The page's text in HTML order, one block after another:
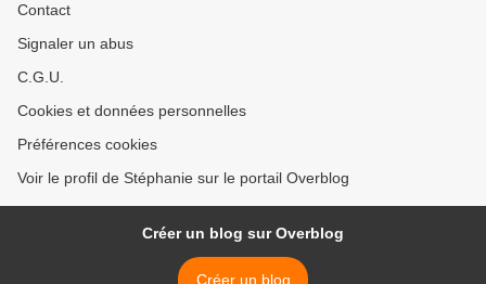
Contact
Signaler un abus
C.G.U.
Cookies et données personnelles
Préférences cookies
Voir le profil de Stéphanie sur le portail Overblog
Créer un blog sur Overblog
Créer un blog